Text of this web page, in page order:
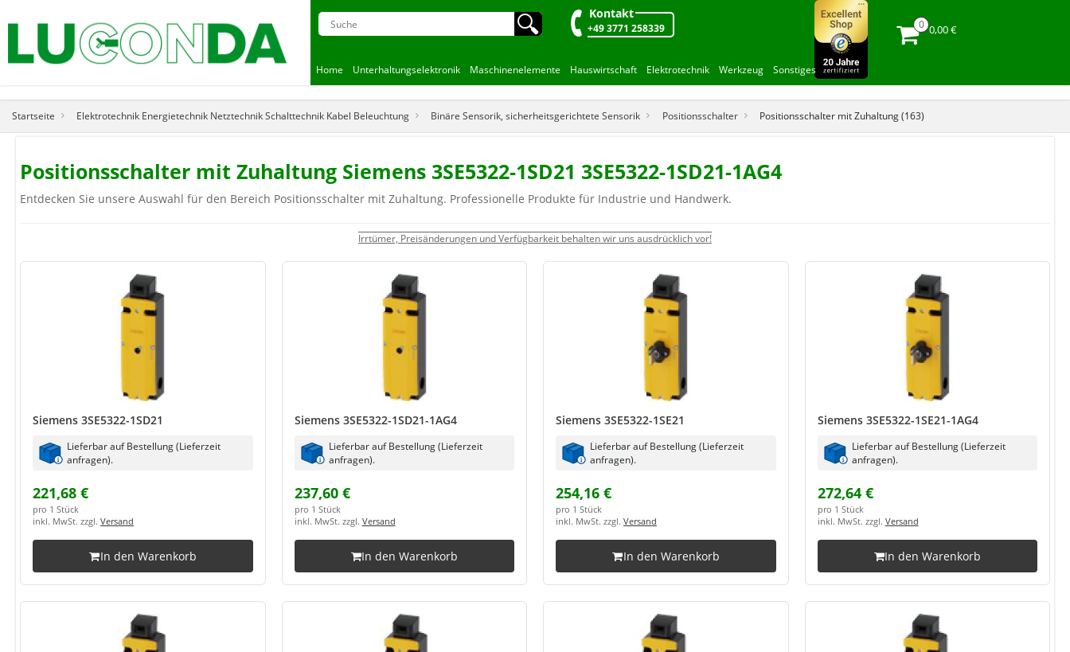
🔍︎ Kontakt
+49 3771 258339 0,00 €
Home Unterhaltungselektronik Maschinenelemente Hauswirtschaft Elektrotechnik Werkzeug Sonstiges
Startseite Elektrotechnik Energietechnik Netztechnik Schalttechnik Kabel Beleuchtung Binäre Sensorik, sicherheitsgerichtete Sensorik Positionsschalter Positionsschalter mit Zuhaltung (163)
Positionsschalter mit Zuhaltung Siemens 3SE5322-1SD21 3SE5322-1SD21-1AG4
Entdecken Sie unsere Auswahl für den Bereich Positionsschalter mit Zuhaltung. Professionelle Produkte für Industrie und Handwerk.
Irrtümer, Preisänderungen und Verfügbarkeit behalten wir uns ausdrücklich vor!
Siemens 3SE5322-1SD21
Lieferbar auf Bestellung (Lieferzeit
anfragen).
221,68 €
pro 1 Stück
inkl. MwSt. zzgl. Versand
In den Warenkorb
Siemens 3SE5322-1SD21-1AG4
Lieferbar auf Bestellung (Lieferzeit
anfragen).
237,60 €
pro 1 Stück
inkl. MwSt. zzgl. Versand
In den Warenkorb
Siemens 3SE5322-1SE21
Lieferbar auf Bestellung (Lieferzeit
anfragen).
254,16 €
pro 1 Stück
inkl. MwSt. zzgl. Versand
In den Warenkorb
Siemens 3SE5322-1SE21-1AG4
Lieferbar auf Bestellung (Lieferzeit
anfragen).
272,64 €
pro 1 Stück
inkl. MwSt. zzgl. Versand
In den Warenkorb